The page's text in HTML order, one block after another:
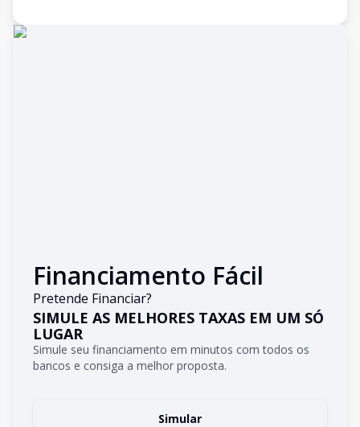
Financiamento Fácil
Pretende Financiar?
SIMULE AS MELHORES TAXAS EM UM SÓ
LUGAR
Simule seu financiamento em minutos com todos os
bancos e consiga a melhor proposta.
Simular